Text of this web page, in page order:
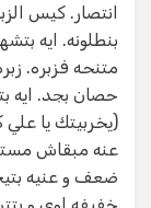
انتصار. كيس
بنطلونه. ايه
متنحه فزبره.
حصان بجد. ايه
(يخربيتك يا
عنه مبقاش
ضعف و عنيه
خفيفه اوي و